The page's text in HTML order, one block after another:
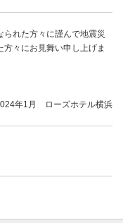
れた方々に謹んで地震災
々にお見舞い申し上げま
年1月 ローズホテル横浜